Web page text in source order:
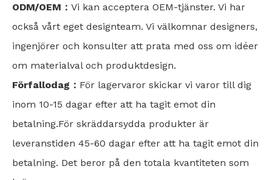
ODM/OEM： Vi kan acceptera OEM-tjänster. Vi har
också vårt eget designteam. Vi välkomnar designers,
ingenjörer och konsulter att prata med oss om idéer
om materialval och produktdesign.
Förfallodag： För lagervaror skickar vi varor till dig
inom 10-15 dagar efter att ha tagit emot din
betalning.För skräddarsydda produkter är
leveranstiden 45-60 dagar efter att ha tagit emot din
betalning. Det beror på den totala kvantiteten som